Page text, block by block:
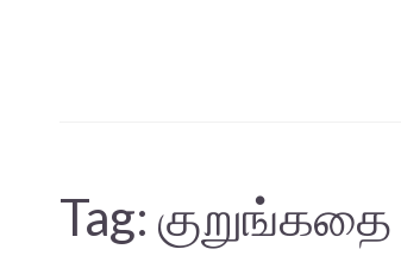
Tag: குறுங்கதை